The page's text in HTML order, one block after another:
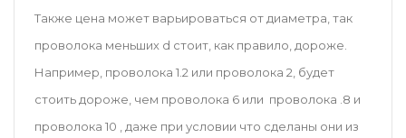
Также цена может варьироваться от диаметра, так
проволока меньших d стоит, как правило, дороже.
Например, проволока 1.2 или проволока 2, будет
стоить дороже, чем проволока 6 или проволока .8 и
проволока 10 , даже при условии что сделаны они из